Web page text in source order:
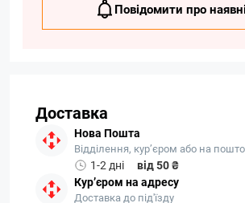
Повідомити про
Доставка
Нова Пошта
Відділення, кур’єром або на
1-2 дні
від 50 ₴
Кур’єром на адресу
Доставка до під'їзду